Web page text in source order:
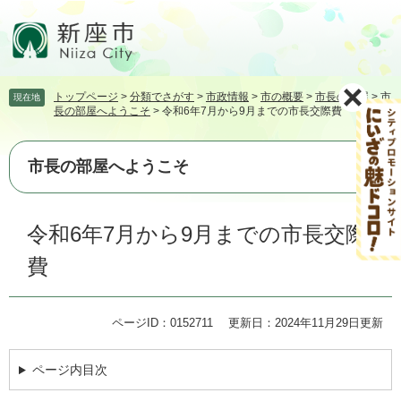
頭
す。
飛
て
本
現在地 トップページ > 分類でさがす > 市政情報 > 市の概要 > 市長の部屋 >市
長の部屋へようこそ > 令和6年7月から9月までの市長交際費
市長の部屋へようこそ
令和6年7月から9月までの市長交際
費
ページID：0152711 更新日：2024年11月29日更新
ページ内目次